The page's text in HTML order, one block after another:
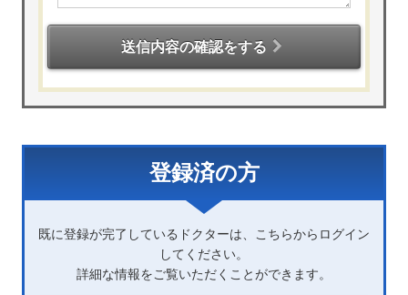
送信内容の確認をする
登録済の方
既に登録が完了しているドクターは、こちらからログイン
してください。
詳細な情報をご覧いただくことができます。